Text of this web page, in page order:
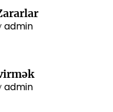
admin
admin